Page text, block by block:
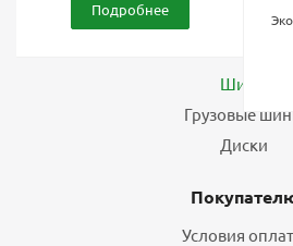
Подробнее
Шины
Грузовые
Диски
Условия